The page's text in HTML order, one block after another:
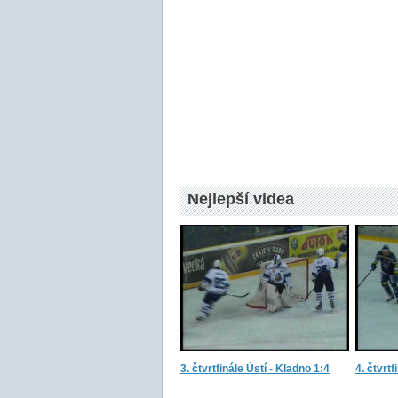
Nejlepší videa
3. čtvrtfinále Ústí - Kladno 1:4 4.